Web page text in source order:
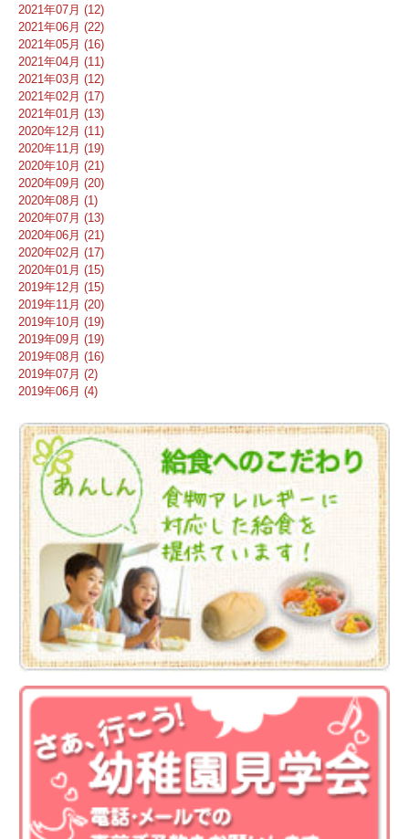
2021年07月 (12)
2021年06月 (22)
2021年05月 (16)
2021年04月 (11)
2021年03月 (12)
2021年02月 (17)
2021年01月 (13)
2020年12月 (11)
2020年11月 (19)
2020年10月 (21)
2020年09月 (20)
2020年08月 (1)
2020年07月 (13)
2020年06月 (21)
2020年02月 (17)
2020年01月 (15)
2019年12月 (15)
2019年11月 (20)
2019年10月 (19)
2019年09月 (19)
2019年08月 (16)
2019年07月 (2)
2019年06月 (4)